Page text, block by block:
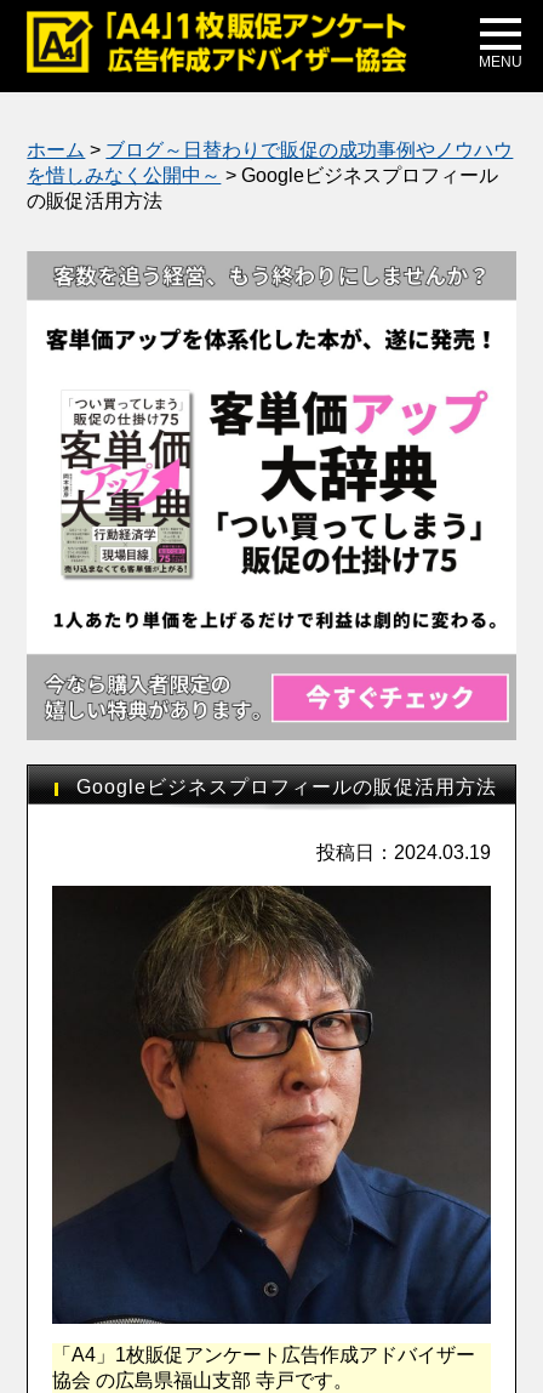
MENU
メディア掲載
公式ブログ
ホーム > ブログ～日替わりで販促の成功事例やノウハウ
を惜しみなく公開中～ >Googleビジネスプロフィール
の販促活用方法
Googleビジネスプロフィールの販促活用方法
投稿日：2024.03.19
「A4」1枚販促アンケート広告作成アドバイザー
協会 の広島県福山支部 寺戸です。